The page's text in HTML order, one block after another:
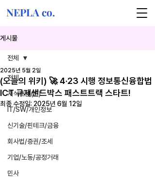
NEPLA co.
게시물
전체
지식재산(IP)
IT/SW/개인정보
신기술/핀테크/금융
회사법/증권/조세
기업/노동/공정거래
민사
전체
(오늘의 위키) 🚀 4·23 시행 정보통신융합법
ICT 규제샌드박스 패스트트랙 스타트!
2025년 5월 2일
최종 수정일: 2025년 6월 12일